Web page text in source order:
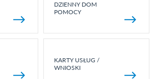
DZIENNY DOM
POMOCY
KARTY USŁUG /
WNIOSKI